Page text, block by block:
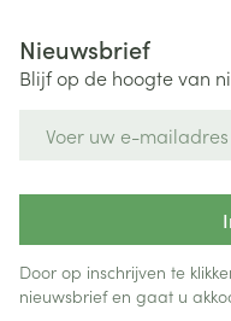
Nieuwsbrief
Blijf op de hoogte van
Door op inschrijven te
nieuwsbrief en gaat u